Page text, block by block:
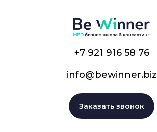
+7 921 916 58 76
info@bewinner.biz
Заказать звонок